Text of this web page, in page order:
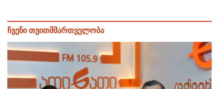
ჩვენი თვითმმართველობა